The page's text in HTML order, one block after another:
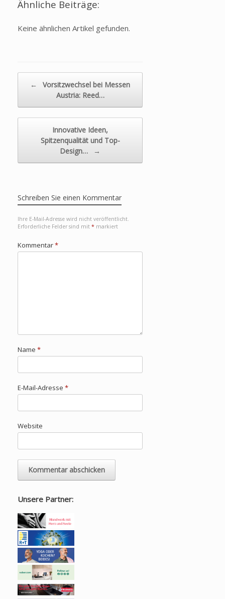
Ähnliche Beiträge:
Keine ähnlichen Artikel gefunden.
←
Vorsitzwechsel bei Messen
Austria: Reed…
Innovative Ideen,
Spitzenqualität und Top-
Design…
→
Schreiben Sie einen Kommentar
Ihre E-Mail-Adresse wird nicht veröffentlicht.
Erforderliche Felder sind mit * markiert
Kommentar*
Name *
E-Mail-Adresse *
Website
Unsere Partner: